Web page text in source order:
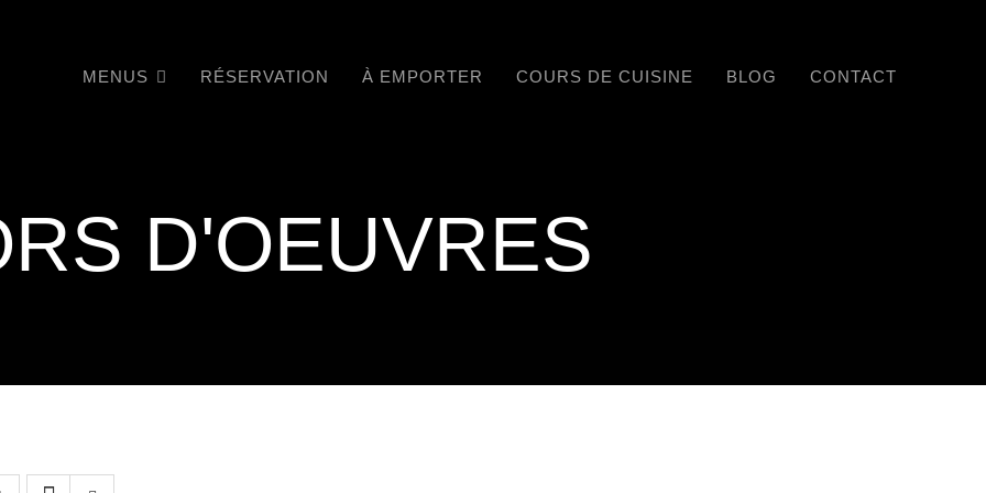
MENUS RÉSERVATION À EMPORTER COURS DE CUISINE BLOG CONTACT
D'OEUVRES